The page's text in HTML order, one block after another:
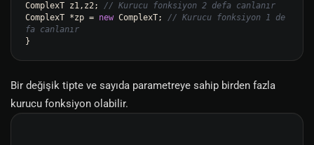
ComplexT z1,z2; // Kurucu fonksiyon 2 defa canlanır
ComplexT *zp = new ComplexT; // Kurucu fonksiyon 1 de
fa canlanır
Bir değişik tipte ve sayıda parametreye sahip birden fazla
kurucu fonksiyon olabilir.